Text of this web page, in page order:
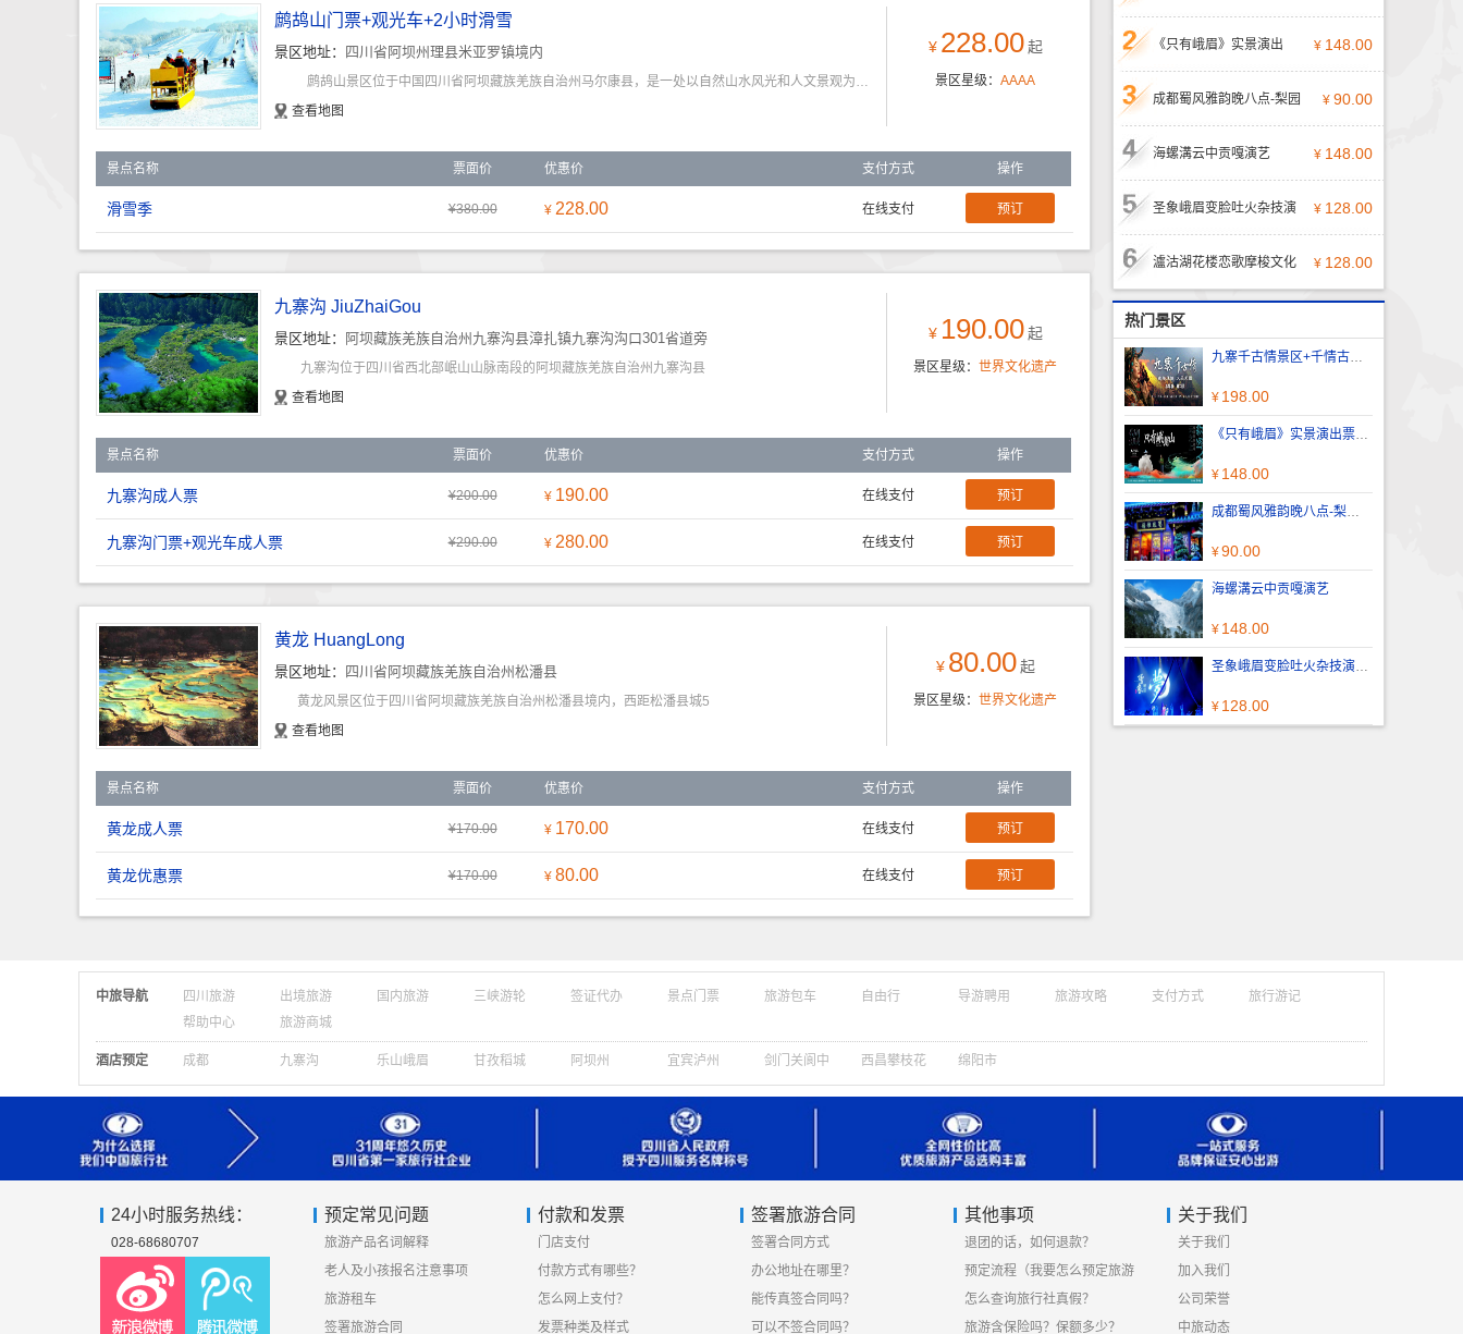
鹧鸪山门票+观光车+2小时滑雪
景区地址： 四川省阿坝州理县米亚罗镇境内
鹧鸪山景区位于中国四川省阿坝藏族羌族自治州马尔康县，是一处以自然山水风光和人文景观为主题的旅游胜地。以
查看地图
¥ 228.00 起
景区星级： AAAA
景点名称 票面价 优惠价 支付方式 操作
滑雪季 ¥380.00 ¥ 228.00 在线支付
九寨沟 JiuZhaiGou
景区地址： 阿坝藏族羌族自治州九寨沟县漳扎镇九寨沟沟口301省道旁
九寨沟位于四川省西北部岷山山脉南段的阿坝藏族羌族自治州九寨沟县
查看地图
¥ 190.00 起
景区星级： 世界文化遗产
景点名称 票面价 优惠价 支付方式 操作
九寨沟成人票 ¥200.00 ¥ 190.00 在线支付
九寨沟门票+观光车成人票 ¥290.00 ¥ 280.00 在线支付
黄龙 HuangLong
景区地址： 四川省阿坝藏族羌族自治州松潘县
黄龙风景区位于四川省阿坝藏族羌族自治州松潘县境内，西距松潘县城5
查看地图
¥ 80.00 起
景区星级： 世界文化遗产
景点名称 票面价 优惠价 支付方式 操作
黄龙成人票 ¥170.00 ¥ 170.00 在线支付
黄龙优惠票 ¥170.00 ¥ 80.00 在线支付
晚会
&nbsp; &nbsp; &nbsp; &nbsp;
&nbs
¥ 148.00
《只有峨眉》实景演出
票，100%出票
峨眉山（Mount Emei）——山头
位于中国四川省乐山市峨眉山
¥ 90.00
成都蜀风雅韵晚八点-梨园
授权有保障
&nbsp; &nbsp; &nbsp;【蜀风雅
韵】，位于古琴台
¥ 148.00
海螺溝云中贡嘎演艺
&nbsp; &nbsp;海螺沟——海螺沟
景区位于青藏高原东南缘
¥ 128.00
圣象峨眉变脸吐火杂技演
出，100%出票
峨眉山（Mount Emei）——山头
位于中国四川省乐山市峨眉山
¥ 128.00
瀘沽湖花楼恋歌摩梭文化
大型文艺晚会
&nbsp; &nbsp; &nbsp; &nbsp;花
楼恋歌―
热门景区
九寨千古情景区+千情古晚会
¥ 198.00
《只有峨眉》实景演出票，100%出票
¥ 148.00
成都蜀风雅韵晚八点-梨园授权有保障
¥90.00
海螺溝云中贡嘎演艺
¥ 148.00
圣象峨眉变脸吐火杂技演出，100%出票
¥ 128.00
中旅导航 四川旅游 出境旅游 国内旅游 三峡游轮 签证代办 景点门票 旅游包车 自由行 导游聘用 旅游攻略 支付方式
旅行游记
帮助中心
旅游商城
酒店预定 成都 九寨沟 乐山峨眉 甘孜稻城 阿坝州 宜宾泸州 剑门关阆中 西昌攀枝花 绵阳市
24小时服务热线：
028-68680707
预定常见问题
旅游产品名词解释
老人及小孩报名注意事项
旅游租车
签署旅游合同
付款和发票
门店支付
付款方式有哪些？
怎么网上支付？
发票种类及样式
签署旅游合同
签署合同方式
办公地址在哪里？
能传真签合同吗？
可以不签合同吗？
其他事项
退团的话，如何退款？
预定流程（我要怎么预定旅游
线路）
怎么查询旅行社真假？
旅游含保险吗？保额多少？
关于我们
关于我们
加入我们
公司荣誉
中旅动态